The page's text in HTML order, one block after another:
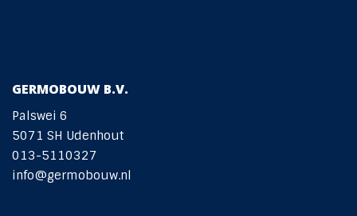
GERMOBOUW B.V.
Palswei 6
5071 SH Udenhout
013-5110327
info@germobouw.nl